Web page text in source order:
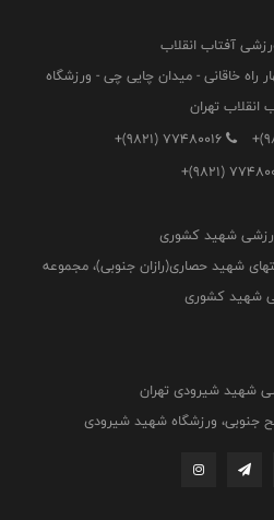
آفتاب انقلاب
راه خاقانی - میدان چایی چی - ورزشگاه
انقلاب تهران
+(9821) 77480016
+(9821)
شهید کشوری
شهید حصاری(رازان جنوبی)، مجموعه
شهید کشوری
شهید شیرودی تهران
جنوبی، ورزشگاه شهید شیرودی